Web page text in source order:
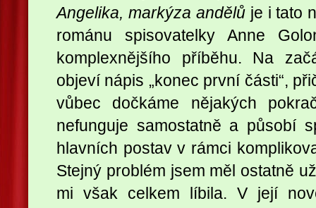
Angelika, markýza andělůje i tato
románu spisovatelky Anne
komplexnějšího příběhu. Na
objeví nápis „konec první části“,
vůbec dočkáme nějakých
nefunguje samostatně a působí
hlavních postav v rámci
Stejný problém jsem měl ostatně
mi však celkem líbila. V její